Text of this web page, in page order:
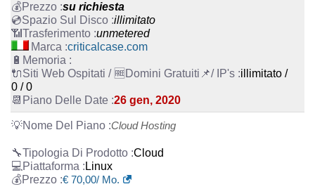
su richiesta
illimitato
unmetered
criticalcase.com
illimitato /
0 / 0
26 gen, 2020
Cloud Hosting
Cloud
Linux
€ 70,00/ Mo.